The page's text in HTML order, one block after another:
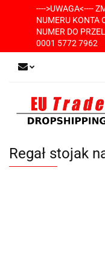
---->UWAGA<----
NUMERU KONTA
NUMER DO
0001 5772 7962
Regał stojak